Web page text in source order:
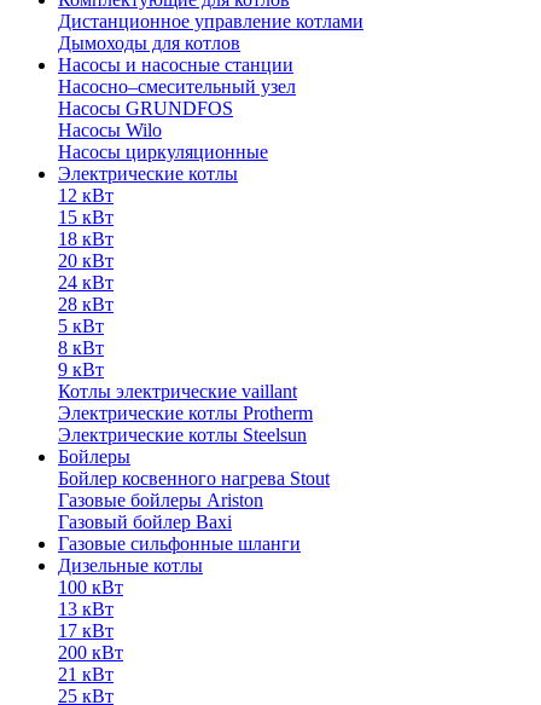
Дистанционное управление котлами
Дымоходы для котлов
Насосы и насосные станции
Насосно–смесительный узел
Насосы GRUNDFOS
Насосы Wilo
Насосы циркуляционные
Электрические котлы
12 кВт
15 кВт
18 кВт
20 кВт
24 кВт
28 кВт
5 кВт
8 кВт
9 кВт
Котлы электрические vaillant
Электрические котлы Protherm
Электрические котлы Steelsun
Бойлеры
Бойлер косвенного нагрева Stout
Газовые бойлеры Ariston
Газовый бойлер Baxi
Газовые сильфонные шланги
Дизельные котлы
100 кВт
13 кВт
17 кВт
200 кВт
21 кВт
25 кВт